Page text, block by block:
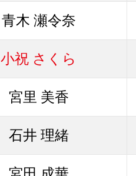
青木 瀬令奈
小祝 さくら
宮里 美香
石井 理緒